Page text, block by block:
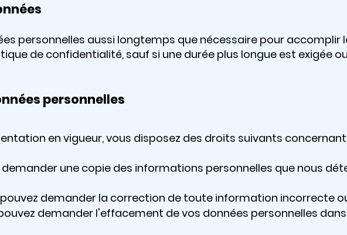
personnelles aussi longtemps que nécessaire pour accomplir
de confidentialité, sauf si une durée plus longue est exigée
personnelles
en vigueur, vous disposez des droits suivants
une copie des informations personnelles que nous
demander la correction de toute information incorrecte
demander l'effacement de vos données personnelles